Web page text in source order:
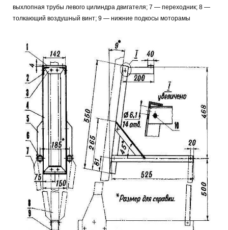
выхлопная трубы левого цилиндра двигателя; 7 — переходник; 8 —
толкающий воздушный винт; 9 — нижние подкосы моторамы